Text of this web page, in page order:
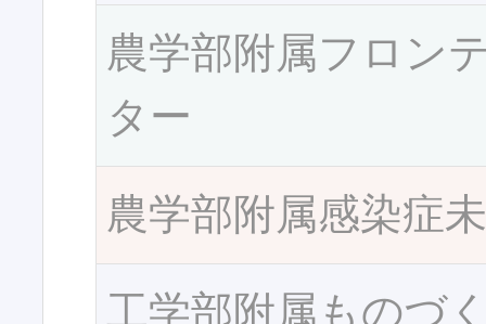
農学部附属フロン
ター
農学部附属感染症
工学部附属ものづ